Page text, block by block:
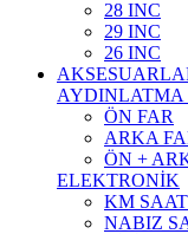
28 INC
29 INC
26 INC
AYDINLATMA
ÖN FAR
ARKA
ÖN +
ELEKTRONİK
KM
NABIZ